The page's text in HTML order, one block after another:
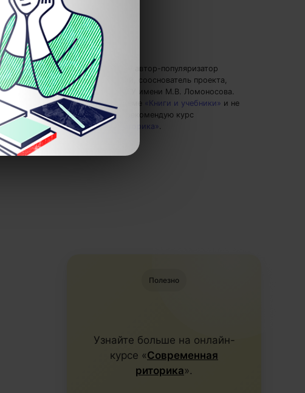
Евгений Буянов
— автор-популяризатор
экспертных знаний, сооснователь проекта,
преподаватель МГУ имени М.В. Ломоносова.
Пишу статьи по теме
«Книги и учебники» и не
только, а также рекомендую курс
«Современная риторика».
Полезно
Узнайте больше на онлайн-
курсе «Современная
риторика».